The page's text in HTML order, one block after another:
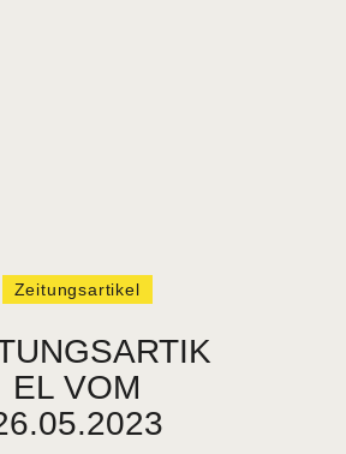
Zeitungsartikel
EL VOM